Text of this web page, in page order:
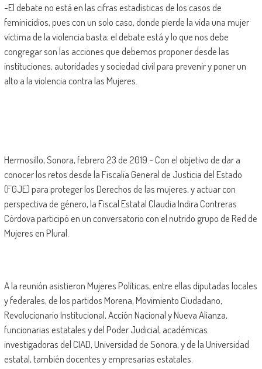
-El debate no está en las cifras estadísticas de los casos de
feminicidios, pues con un solo caso, donde pierde la vida una mujer
víctima de la violencia basta; el debate está y lo que nos debe
congregar son las acciones que debemos proponer desde las
instituciones, autoridades y sociedad civil para prevenir y poner un
alto a la violencia contra las Mujeres.
Hermosillo, Sonora, febrero 23 de 2019.- Con el objetivo de dar a
conocer los retos desde la Fiscalía General de Justicia del Estado
(FGJE) para proteger los Derechos de las mujeres, y actuar con
perspectiva de género, la Fiscal Estatal Claudia Indira Contreras
Córdova participó en un conversatorio con el nutrido grupo de Red de
Mujeres en Plural.
A la reunión asistieron Mujeres Políticas, entre ellas diputadas locales
y federales, de los partidos Morena, Movimiento Ciudadano,
Revolucionario Institucional, Acción Nacional y Nueva Alianza,
funcionarias estatales y del Poder Judicial, académicas
investigadoras del CIAD, Universidad de Sonora, y de la Universidad
estatal, también docentes y empresarias estatales.